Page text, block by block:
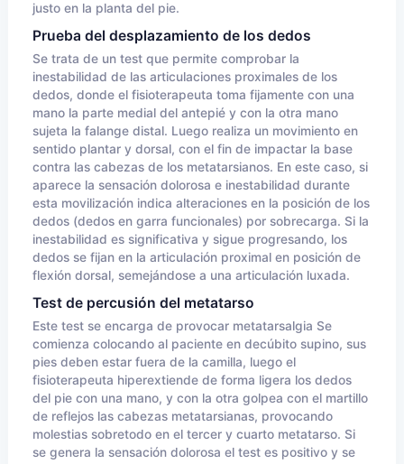
justo en la planta del pie.
Prueba del desplazamiento de los dedos
Se trata de un test que permite comprobar la
inestabilidad de las articulaciones proximales de los
dedos, donde el fisioterapeuta toma fijamente con una
mano la parte medial del antepié y con la otra mano
sujeta la falange distal. Luego realiza un movimiento en
sentido plantar y dorsal, con el fin de impactar la base
contra las cabezas de los metatarsianos. En este caso, si
aparece la sensación dolorosa e inestabilidad durante
esta movilización indica alteraciones en la posición de los
dedos (dedos en garra funcionales) por sobrecarga. Si la
inestabilidad es significativa y sigue progresando, los
dedos se fijan en la articulación proximal en posición de
flexión dorsal, semejándose a una articulación luxada.
Test de percusión del metatarso
Este test se encarga de provocar metatarsalgia Se
comienza colocando al paciente en decúbito supino, sus
pies deben estar fuera de la camilla, luego el
fisioterapeuta hiperextiende de forma ligera los dedos
del pie con una mano, y con la otra golpea con el martillo
de reflejos las cabezas metatarsianas, provocando
molestias sobretodo en el tercer y cuarto metatarso. Si
se genera la sensación dolorosa el test es positivo y se